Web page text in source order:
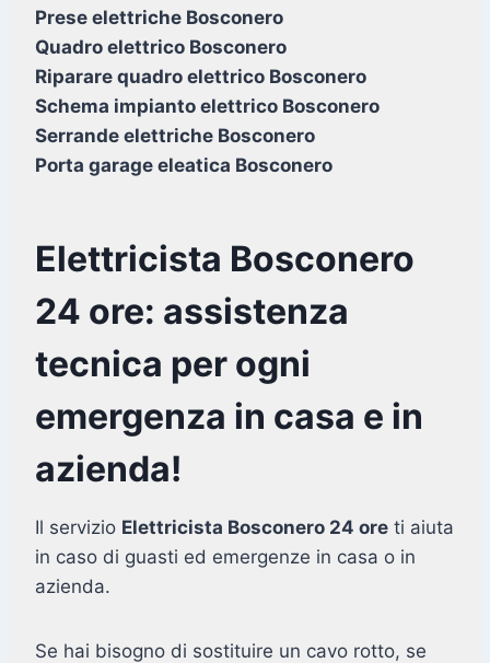
Prese elettriche Bosconero
Quadro elettrico Bosconero
Riparare quadro elettrico Bosconero
Schema impianto elettrico Bosconero
Serrande elettriche Bosconero
Porta garage eleatica Bosconero
Elettricista Bosconero
24 ore: assistenza
tecnica per ogni
emergenza in casa e in
azienda!
Il servizio Elettricista Bosconero 24 ore ti aiuta
in caso di guasti ed emergenze in casa o in
azienda.
Se hai bisogno di sostituire un cavo rotto, se